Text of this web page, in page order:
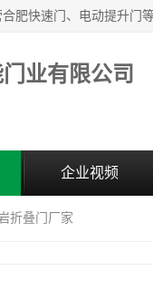
业有限公司
企业视频
折叠门厂家